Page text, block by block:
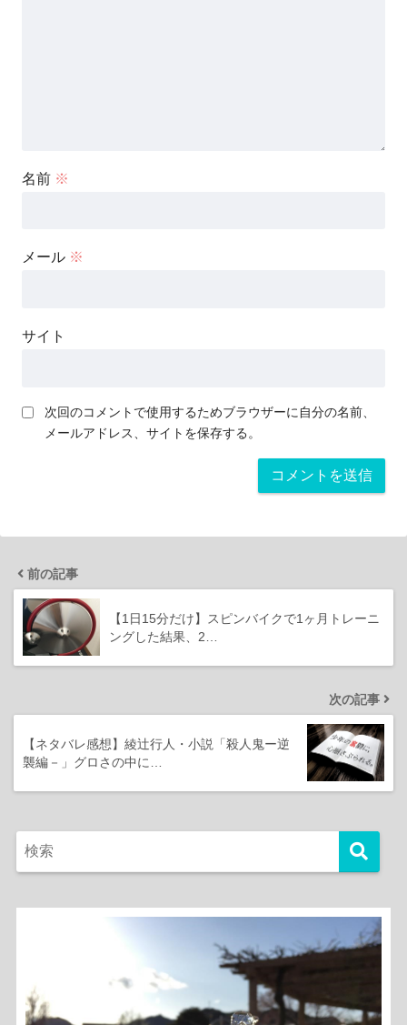
名前 ※
メール ※
サイト
次回のコメントで使用するためブラウザーに自分の名前、
メールアドレス、サイトを保存する。
前の記事
【1日15分だけ】スピンバイクで1ヶ月トレーニ
ングした結果、2…
次の記事
【ネタバレ感想】綾辻行人・小説「殺人鬼ー逆
襲編－」グロさの中に…